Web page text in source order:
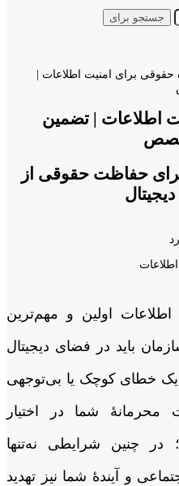
جستجو برای
برای امنیت اطلاعات |
اطلاعات | تضمین
حفاظت حقوقی از
اولین و مهم‌ترین
باید در فضای دیجیتال
یک خطای کوچک یا بی‌توجهی
شما در اختیار
در چنین شرایطی نه‌تنها
و آیندۀ شما نیز تهدید